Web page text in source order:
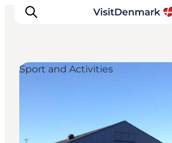
Quoi faire
Sport and Activities